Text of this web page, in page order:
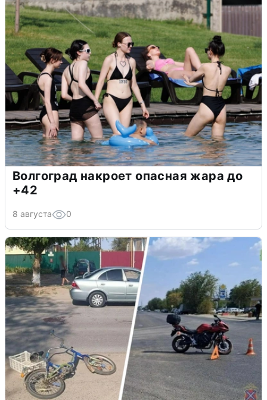
Волгоград накроет опасная жара до
+42
8 августа 0